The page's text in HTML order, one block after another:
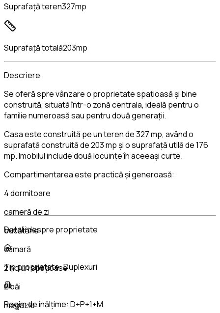
Suprafață teren327mp
Suprafață totală203mp
Descriere
Se oferă spre vânzare o proprietate spațioasă și bine
construită, situată într-o zonă centrala, ideală pentru o
familie numeroasă sau pentru două generații.
Casa este construită pe un teren de 327 mp, având o
suprafață construită de 203 mp și o suprafață utilă de 176
mp. Imobilul include două locuințe în aceeași curte.
Compartimentarea este practică și generoasă:
4 dormitoare
cameră de zi
bucătărie
cămară
2 holuri spațioase
2 băi
magazie
Detalii despre proprietate
Tip proprietate:Duplexuri
Regim de înălțime: D+P+1+M